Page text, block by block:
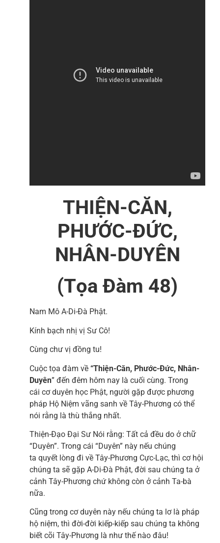
THIỆN-CĂN,
PHƯỚC-ĐỨC,
NHÂN-DUYÊN
(Tọa Đàm 48)
Nam Mô A-Di-Đà Phật.
Kính bạch nhị vị Sư Cô!
Cùng chư vị đồng tu!
Cuộc tọa đàm về “Thiện-Căn, Phước-Đức, Nhân-
Duyên” đến đêm hôm nay là cuối cùng. Trong
cái cơ duyên học Phật, người gặp được phương
pháp Hộ Niệm vãng sanh về Tây-Phương có thể
nói rằng là thù thắng nhất.
Thiện-Đạo Đại Sư Nói rằng: Tất cả đều do ở chữ
“Duyên”. Trong cái “Duyên” này nếu chúng
ta quyết lòng đi về Tây-Phương Cực-Lạc, thì cơ hội
chúng ta sẽ gặp A-Di-Đà Phật, đời sau chúng ta ở
cảnh Tây-Phương chứ không còn ở cảnh Ta-bà
nữa.
Cũng trong cơ duyên này nếu chúng ta lơ là pháp
hộ niệm, thì đời-đời kiếp-kiếp sau chúng ta không
biết cõi Tây-Phương là như thế nào đâu!